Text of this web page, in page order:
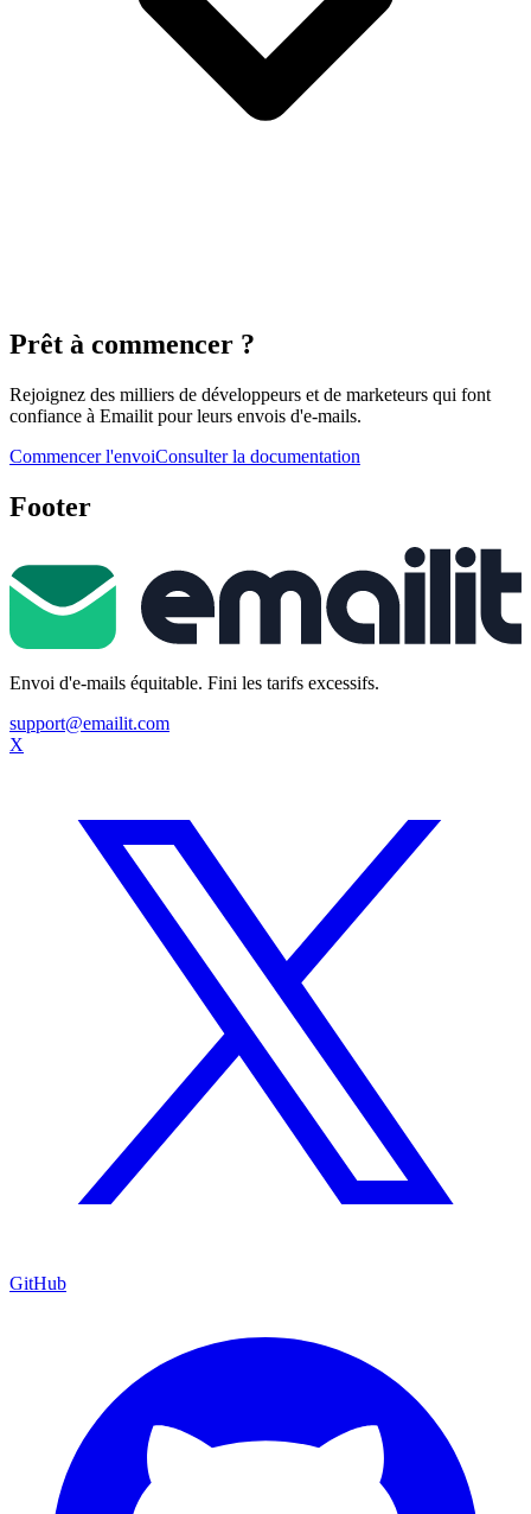
Prêt à commencer ?
Rejoignez des milliers de développeurs et de marketeurs qui font
confiance à Emailit pour leurs envois d'e-mails.
Commencer l'envoiConsulter la documentation
Footer
Envoi d'e-mails équitable. Fini les tarifs excessifs.
support@emailit.com
X
GitHub